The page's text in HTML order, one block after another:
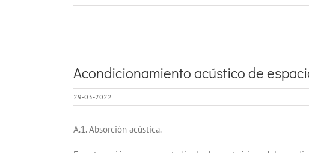
Acondicionamiento acústico de
29-03-2022
A.1. Absorción acústica.